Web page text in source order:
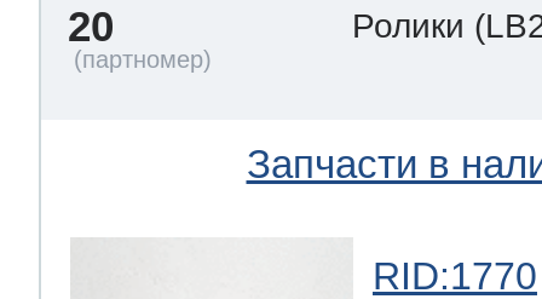
20 Ролики
Запчасти в
RID:1770